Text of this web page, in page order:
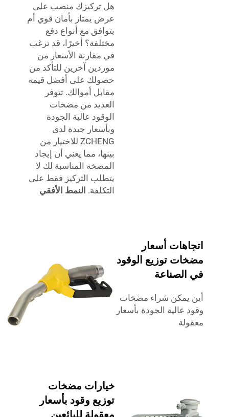
هل تركيزك منصب على
عرض يمتاز بأمان قوي أم
بتوافق مع أنواع دفع
مختلفة؟ أخيرًا، قد ترغب
في مقارنة الأسعار من
موردين آخرين للتأكد من
حصولك على أفضل قيمة
مقابل أموالك. تتوفر
العديد من مضخات
الوقود عالية الجودة
وبأسعار جيدة لدى
ZCHENG للاختيار من
بينها، مما يعني أن إيجاد
المضخة المناسبة لك لا
يتطلب التركيز فقط على
التكلفة. النمط الأفقي
اتجاهات أسعار
مضخات توزيع الوقود
في الصناعة
أين يمكن شراء مضخات
وقود عالية الجودة بأسعار
معقولة
خيارات مضخات
توزيع وقود بأسعار
معقولة للبائعين